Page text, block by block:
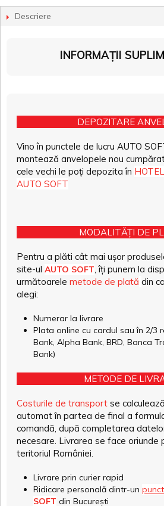
Descriere
INFORMAȚII
DEPOZITARE
Vino în punctele de lucru AUTO
montează anvelopele nou
cele vechi le poți depozita în
AUTO SOFT
MODALITĂȚI DE
Pentru a plăti cât mai ușor
site-ul AUTO SOFT, îți punem la
următoarele metode de plată din
alegi:
Numerar la livrare
Plata online cu cardul sau în 2/3
Bank, Alpha Bank, BRD, Banca
Bank)
METODE DE
Costurile de transport se calculează
automat în partea de final a
comandă, după completarea
necesare. Livrarea se face oriunde
teritoriul României.
Livrare prin curier rapid
Ridicare personală dintr-un
SOFT din București